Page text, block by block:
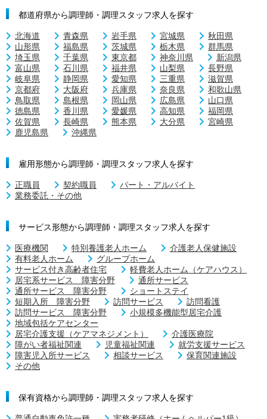
都道府県から調理師・調理スタッフ求人を探す
北海道 青森県 岩手県 宮城県
秋田県
山形県
福島県 茨城県 栃木県
群馬県
埼玉県
千葉県 東京都 神奈川県
新潟県
富山県
石川県 福井県 山梨県
長野県
岐阜県
静岡県 愛知県 三重県
滋賀県
京都府
大阪府 兵庫県 奈良県
和歌山県
鳥取県
島根県 岡山県 広島県
山口県
徳島県
香川県 愛媛県 高知県
福岡県
佐賀県
長崎県 熊本県 大分県
宮崎県
鹿児島県
沖縄県
雇用形態から調理師・調理スタッフ求人を探す
正職員 契約職員
パート・アルバイト
業務委託・その他
サービス形態から調理師・調理スタッフ求人を探す
医療機関 特別養護老人ホーム
介護老人保健施設
有料老人ホーム
グループホーム
サービス付き高齢者住宅
軽費老人ホーム（ケアハウス）
居宅系サービス 障害分野
通所サービス
通所サービス 障害分野
ショートステイ
短期入所 障害分野
訪問サービス
訪問看護
訪問サービス 障害分野
小規模多機能型居宅介護
地域包括ケアセンター
居宅介護支援（ケアマネジメント）
介護医療院
障がい者福祉関連
児童福祉関連
就労支援サービス
障害児入所サービス
相談サービス
保育関連施設
その他
保有資格から調理師・調理スタッフ求人を探す